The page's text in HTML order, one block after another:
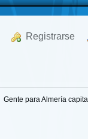
Registrarse
Gente para Almería capital